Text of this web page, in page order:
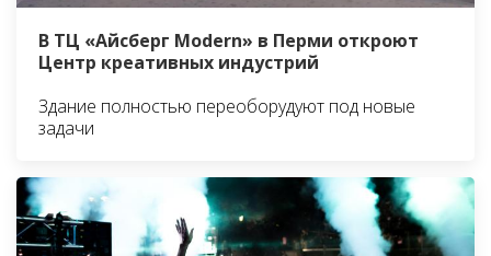
В ТЦ «Айсберг Modern» в Перми откроют
Центр креативных индустрий
Здание полностью переоборудуют под новые
задачи